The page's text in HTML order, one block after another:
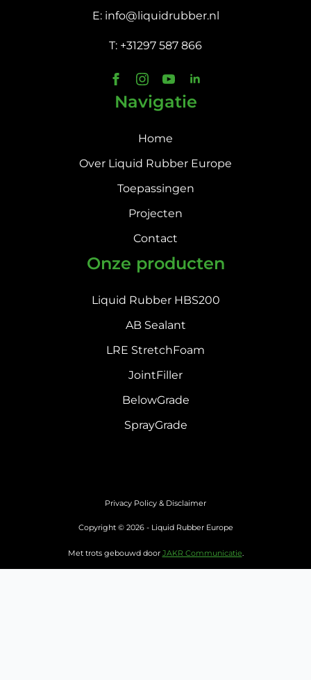
E: info@liquidrubber.nl
T: +31297 587 866
Navigatie
Home
Over Liquid Rubber Europe
Toepassingen
Projecten
Contact
Onze producten
Liquid Rubber HBS200
AB Sealant
LRE StretchFoam
JointFiller
BelowGrade
SprayGrade
Privacy Policy & Disclaimer
Copyright © 2026 - Liquid Rubber Europe
Met trots gebouwd door JAKR Communicatie.